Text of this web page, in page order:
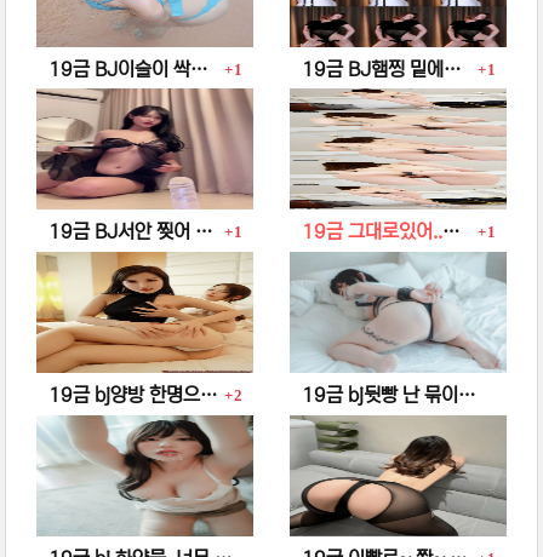
19금 BJ이슬이 싹다 젖었네? 댓글
1 19금 BJ햄찡 밑에서 부터~ 핥고싶다~ 댓글
1
19금 BJ서안 찢어 버리고 싶다. 댓글
1 19금 그대로있어..내가 비벼줄게 댓글
1
19금 bj양방 한명으로는..만족이 안돼 댓글
2 19금 bj뒷빵 난 묶이는게 좋아..
댓글